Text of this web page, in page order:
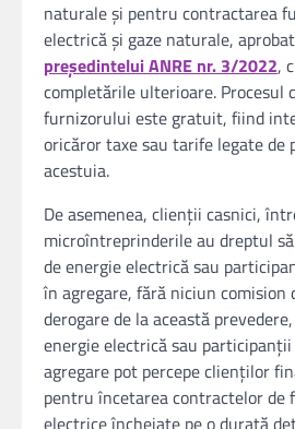
naturale şi pentru contractarea
electrică şi gaze naturale,
preşedintelui ANRE nr. 3/2022,
completările ulterioare. Procesul
furnizorului este gratuit, fiind
oricăror taxe sau tarife legate de
acestuia.
De asemenea, clienţii casnici,
microîntreprinderile au dreptul
de energie electrică sau
în agregare, fără niciun comision
derogare de la această
energie electrică sau
agregare pot percepe clienţilor
pentru încetarea contractelor de
electrice încheiate pe o durată